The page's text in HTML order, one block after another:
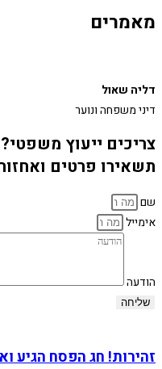
מאמרים
דליה שאול
דיני משפחה ונוער
צריכים ייעוץ משפטי?
תשאירו פרטים
שם
אימייל
הודעה
שליחה
זהירות! חג הפסח הגיע